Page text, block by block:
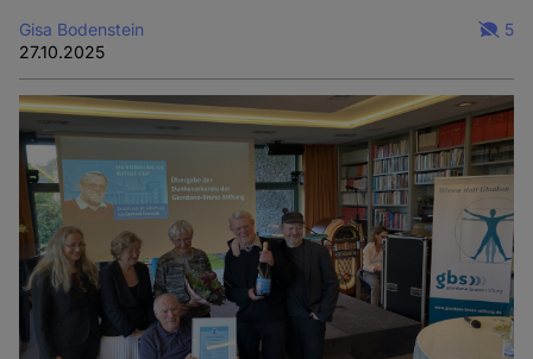
Gisa Bodenstein
27.10.2025
5